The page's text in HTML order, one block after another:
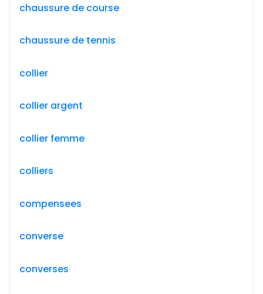
chaussure de course
chaussure de tennis
collier
collier argent
collier femme
colliers
compensees
converse
converses